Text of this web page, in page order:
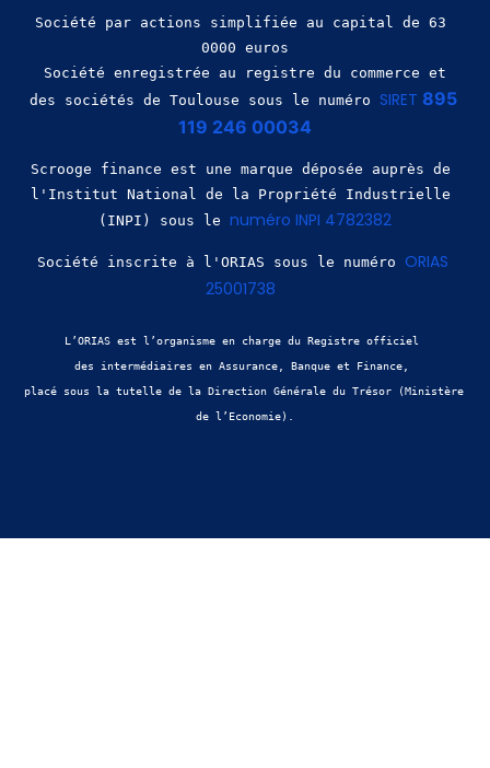
Société par actions simplifiée au capital de 63
0000 euros
des sociétés de Toulouse sous le numéro SIRET 895
119 246 00034
Scrooge finance est une marque déposée auprès de
l'Institut National de la Propriété Industrielle
(INPI) sous le numéro INPI 4782382
Société inscrite à l'ORIAS sous le numéro ORIAS
25001738
L’ORIAS est l’organisme en charge du Registre officiel
des intermédiaires en Assurance, Banque et Finance,
placé sous la tutelle de la Direction Générale du Trésor (Ministère
de l’Economie).